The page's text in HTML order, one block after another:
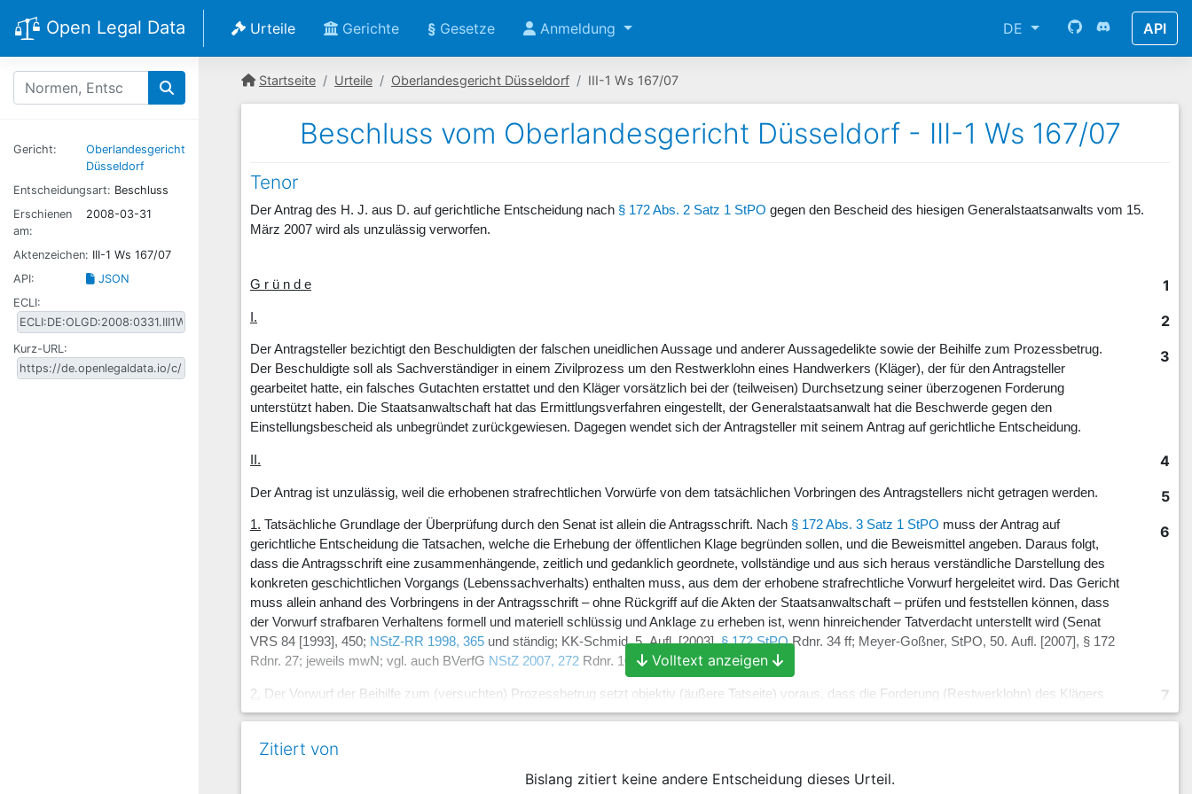
Open Legal Data Urteile Gerichte § Gesetze Anmeldung DE API
Gericht:
Oberlandesgericht
Düsseldorf
Entscheidungsart: Beschluss
Erschienen
am:
2008-03-31
Aktenzeichen: III-1 Ws 167/07
API:
JSON
ECLI:
Kurz-URL:
Startseite Urteile Oberlandesgericht Düsseldorf III-1 Ws 167/07
Beschluss vom Oberlandesgericht Düsseldorf - III-1 Ws 167/07
Tenor
Der Antrag des H. J. aus D. auf gerichtliche Entscheidung nach § 172 Abs. 2 Satz 1 StPO gegen den Bescheid des hiesigen Generalstaatsanwalts vom 15.
März 2007 wird als unzulässig verworfen.
1
G r ü n d e
2
I.
3
Der Antragsteller bezichtigt den Beschuldigten der falschen uneidlichen Aussage und anderer Aussagedelikte sowie der Beihilfe zum Prozessbetrug.
Der Beschuldigte soll als Sachverständiger in einem Zivilprozess um den Restwerklohn eines Handwerkers (Kläger), der für den Antragsteller
gearbeitet hatte, ein falsches Gutachten erstattet und den Kläger vorsätzlich bei der (teilweisen) Durchsetzung seiner überzogenen Forderung
unterstützt haben. Die Staatsanwaltschaft hat das Ermittlungsverfahren eingestellt, der Generalstaatsanwalt hat die Beschwerde gegen den
Einstellungsbescheid als unbegründet zurückgewiesen. Dagegen wendet sich der Antragsteller mit seinem Antrag auf gerichtliche Entscheidung.
4
II.
5
Der Antrag ist unzulässig, weil die erhobenen strafrechtlichen Vorwürfe von dem tatsächlichen Vorbringen des Antragstellers nicht getragen werden.
6
1. Tatsächliche Grundlage der Überprüfung durch den Senat ist allein die Antragsschrift. Nach § 172 Abs. 3 Satz 1 StPO muss der Antrag auf
gerichtliche Entscheidung die Tatsachen, welche die Erhebung der öffentlichen Klage begründen sollen, und die Beweismittel angeben. Daraus folgt,
dass die Antragsschrift eine zusammenhängende, zeitlich und gedanklich geordnete, vollständige und aus sich heraus verständliche Darstellung des
konkreten geschichtlichen Vorgangs (Lebenssachverhalts) enthalten muss, aus dem der erhobene strafrechtliche Vorwurf hergeleitet wird. Das Gericht
muss allein anhand des Vorbringens in der Antragsschrift – ohne Rückgriff auf die Akten der Staatsanwaltschaft – prüfen und feststellen können, dass
der Vorwurf strafbaren Verhaltens formell und materiell schlüssig und Anklage zu erheben ist, wenn hinreichender Tatverdacht unterstellt wird (Senat
VRS 84 [1993], 450; NStZ-RR 1998, 365 und ständig; KK-Schmid, 5. Aufl. [2003],§ 172 StPORdnr. 34 ff; Meyer-Goßner, StPO, 50. Aufl. [2007], § 172
Rdnr. 27; jeweils mwN; vgl. auch BVerfG NStZ 2007, 272 Rdnr. 10 mwN).
7
2.
Der Vorwurf der Beihilfe zum (versuchten) Prozessbetrug setzt objektiv (äußere Tatseite) voraus, dass die Forderung (Restwerklohn) des Klägers
auf einer Rechnung beruhte, die nicht erbrachte Leistungen enthielt oder, sei es insgesamt oder in einzelnen Positionen, "krass überhöht" (vgl.
einer Materialposition (Getriebe) der Fall. Im Einzelnen:
Volltext anzeigen
Zitiert von
Bislang zitiert keine andere Entscheidung dieses Urteil.